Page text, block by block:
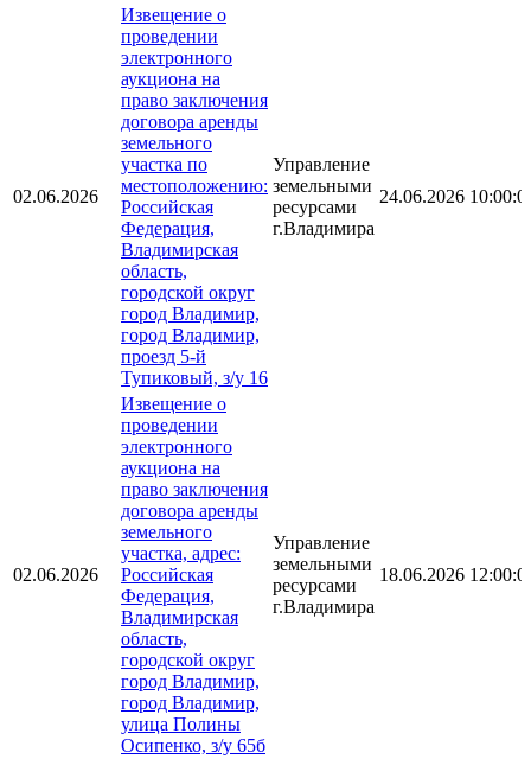
02.06.2026
Извещение о
проведении
электронного
аукциона на
право заключения
договора аренды
земельного
участка по
местоположению:
Российская
Федерация,
Владимирская
область,
городской округ
город Владимир,
город Владимир,
проезд 5-й
Тупиковый, з/у 16
Управление
земельными
ресурсами
г.Владимира
24.06.2026
02.06.2026
Извещение о
проведении
электронного
аукциона на
право заключения
договора аренды
земельного
участка, адрес:
Российская
Федерация,
Владимирская
область,
городской округ
город Владимир,
город Владимир,
улица Полины
Осипенко, з/у 65б
Управление
земельными
ресурсами
г.Владимира
18.06.2026